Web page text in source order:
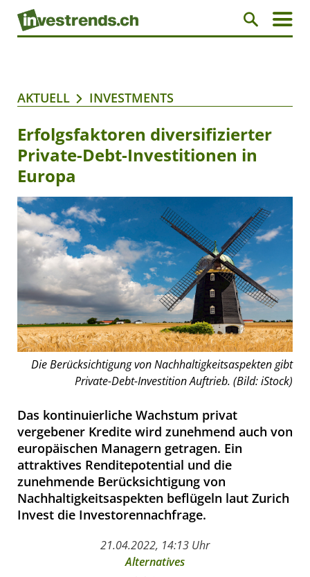
AKTUELL INVESTMENTS
Erfolgsfaktoren diversifizierter
Private-Debt-Investitionen in
Europa
Die Berücksichtigung von Nachhaltigkeitsaspekten gibt
Private-Debt-Investition Auftrieb. (Bild: iStock)
Das kontinuierliche Wachstum privat
vergebener Kredite wird zunehmend auch von
europäischen Managern getragen. Ein
attraktives Renditepotential und die
zunehmende Berücksichtigung von
Nachhaltigkeitsaspekten beflügeln laut Zurich
Invest die Investorennachfrage.
21.04.2022, 14:13 Uhr
Alternatives